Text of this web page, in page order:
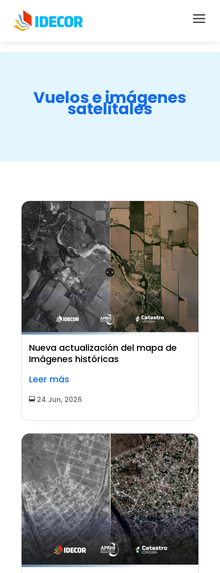
a
Vuelos e imágenes
satelitales
Nueva actualización del mapa de
Imágenes históricas
Leer más
24 Jun, 2026